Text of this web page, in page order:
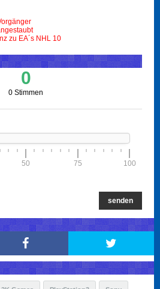
zu EA´s NHL 10
0
0 Stimmen
50 75 100
senden